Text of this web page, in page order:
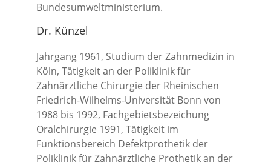
Bundesumweltministerium.
Dr. Künzel
Jahrgang 1961, Studium der Zahnmedizin in
Köln, Tätigkeit an der Poliklinik für
Zahnärztliche Chirurgie der Rheinischen
Friedrich-Wilhelms-Universität Bonn von
1988 bis 1992, Fachgebietsbezeichung
Oralchirurgie 1991, Tätigkeit im
Funktionsbereich Defektprothetik der
Poliklinik für Zahnärztliche Prothetik an der